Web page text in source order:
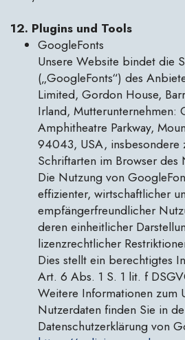
12. Plugins und Tools
GoogleFonts
Unsere Website bindet die
(„GoogleFonts“) des
Limited, Gordon House,
Irland, Mutterunternehmen:
Amphitheatre Parkway,
94043, USA, insbesondere
Schriftarten im Browser des
Die Nutzung von
effizienter, wirtschaftlicher
empfängerfreundlicher
deren einheitlicher
lizenzrechtlicher
Dies stellt ein berechtigtes
Art. 6 Abs. 1 S. 1 lit. f
Weitere Informationen zum
Nutzerdaten finden Sie in
Datenschutzerklärung von